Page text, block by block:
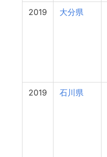
2019 大分県
2019 石川県